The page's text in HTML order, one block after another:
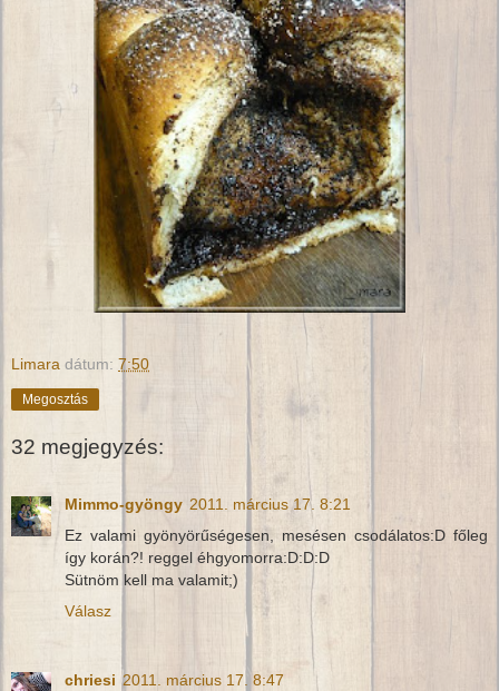
Limara dátum: 7:50
Megosztás
32 megjegyzés:
Mimmo-gyöngy 2011. március 17. 8:21
Ez valami gyönyörűségesen, mesésen csodálatos:D főleg
így korán?! reggel éhgyomorra:D:D:D
Sütnöm kell ma valamit;)
Válasz
chriesi 2011. március 17. 8:47